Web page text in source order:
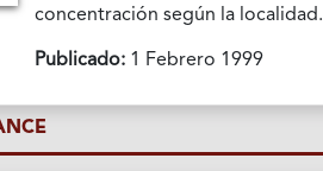
concentración según la localidad.
Publicado: 1 Febrero 1999